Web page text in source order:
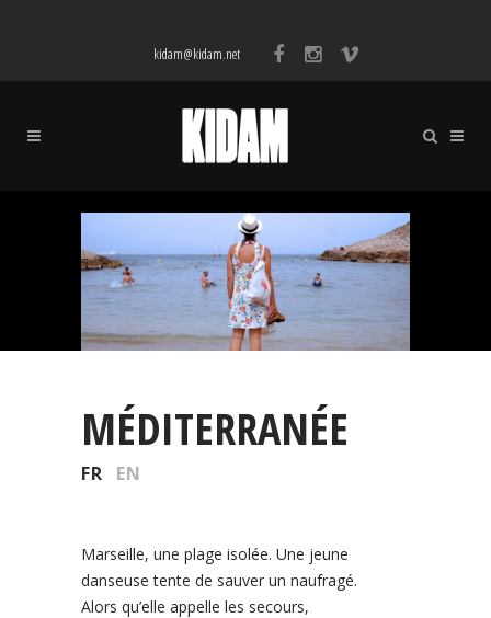
kidam@kidam.net
MÉDITERRANÉE
FR EN
Marseille, une plage isolée. Une jeune
danseuse tente de sauver un naufragé.
Alors qu’elle appelle les secours,